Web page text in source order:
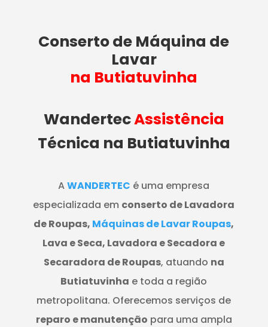
Conserto de Máquina de
Lavar
na Butiatuvinha
WandertecAssistência
Técnica na Butiatuvinha
AWANDERTEC é uma empresa
especializada em conserto de Lavadora
de Roupas, Máquinas de Lavar Roupas,
Lava e Seca, Lavadora e Secadora e
Secaradora de Roupas, atuando na
Butiatuvinha e toda a região
metropolitana. Oferecemos serviços de
reparo e manutenção para uma ampla